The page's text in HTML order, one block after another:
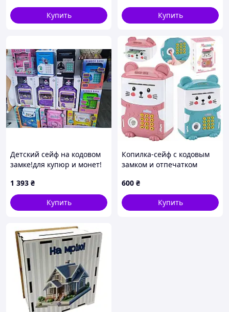
Купить
!|PNB|!
Купить
Детский сейф на кодовом
замке!для купюр и монет!
1 393 ₴
Купить
Копилка-сейф с кодовым
замком и отпечатком
600 ₴
Купить